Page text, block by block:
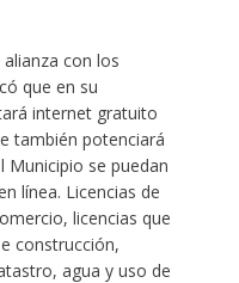
con los
que en su
internet gratuito
también potenciará
Municipio se puedan
línea. Licencias de
licencias que
construcción,
agua y uso de